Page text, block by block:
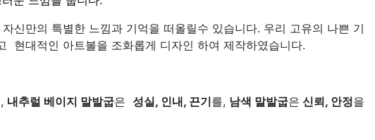
신만의 특별한 느낌과 기억을 떠올릴수 있습니다. 우리 고유의 나쁜 기
현대적인 아트볼을 조화롭게 디자인 하여 제작하였습니다.
내추럴 베이지 말발굽은 성실, 인내, 끈기를, 남색 말발굽은 신뢰, 안정을